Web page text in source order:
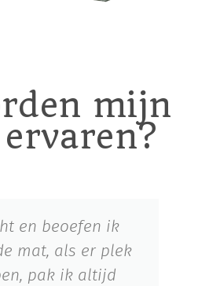
mijn
en beoefen ik
mat, als er plek
pak ik altijd